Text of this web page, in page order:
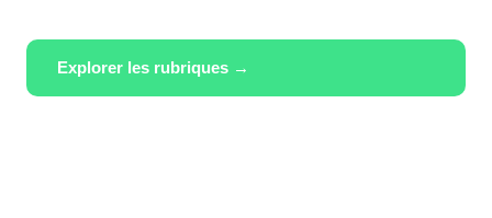
Explorer les rubriques →